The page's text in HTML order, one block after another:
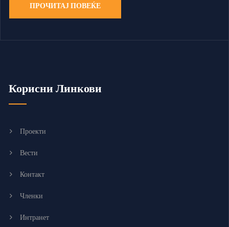
ПРОЧИТАЈ ПОВЕЌЕ
Корисни Линкови
Проекти
Вести
Контакт
Членки
Интранет